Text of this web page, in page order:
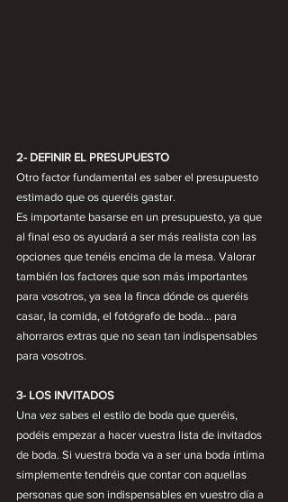
2- DEFINIR EL PRESUPUESTO
Otro factor fundamental es saber el presupuesto
estimado que os queréis gastar.
Es importante basarse en un presupuesto, ya que
al final eso os ayudará a ser más realista con las
opciones que tenéis encima de la mesa. Valorar
también los factores que son más importantes
para vosotros, ya sea la finca dónde os queréis
casar, la comida, el fotógrafo de boda... para
ahorraros extras que no sean tan indispensables
para vosotros.
3- LOS INVITADOS
Una vez sabes el estilo de boda que queréis,
podéis empezar a hacer vuestra lista de invitados
de boda. Si vuestra boda va a ser una boda íntima
simplemente tendréis que contar con aquellas
personas que son indispensables en vuestro día a